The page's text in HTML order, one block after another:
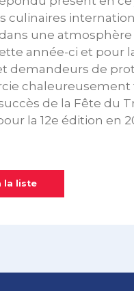
culinaires
une
année-ci et pour
demandeurs de
de la Fête du
la 12e édition en
la liste